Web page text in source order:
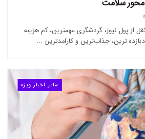
محور سلامت
از پول نیوز، گردشگری مهمترین، کم هزینه
ترین، جذاب‌ترین و کارامدترین ...
سایر اخبار ویژه